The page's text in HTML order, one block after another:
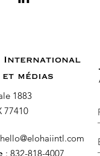
International
médias
1883
77410
hello@elohaiintl.com
: 832-818-4007